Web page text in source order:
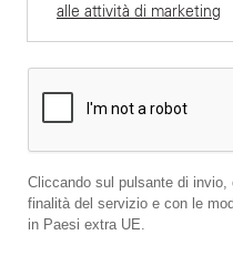
alle attività di marketing
Cliccando sul pulsante di
finalità del servizio e con le
in Paesi extra UE.